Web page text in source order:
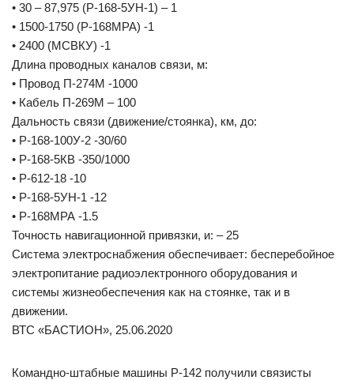
• 30 – 87,975 (Р-168-5УН-1) – 1
• 1500-1750 (P-168MPA) -1
• 2400 (МСВКУ) -1
Длина проводных каналов связи, м:
• Провод П-274М -1000
• Кабель П-269М – 100
Дальность связи (движение/стоянка), км, до:
• Р-168-100У-2 -30/60
• Р-168-5КВ -350/1000
• Р-612-18 -10
• Р-168-5УН-1 -12
• Р-168МРА -1.5
Точность навигационной привязки, и: – 25
Система электроснабжения обеспечивает: бесперебойное
электропитание радиоэлектронного оборудования и
системы жизнеобеспечения как на стоянке, так и в
движении.
ВТС «БАСТИОН», 25.06.2020
Командно-штабные машины Р-142 получили связисты